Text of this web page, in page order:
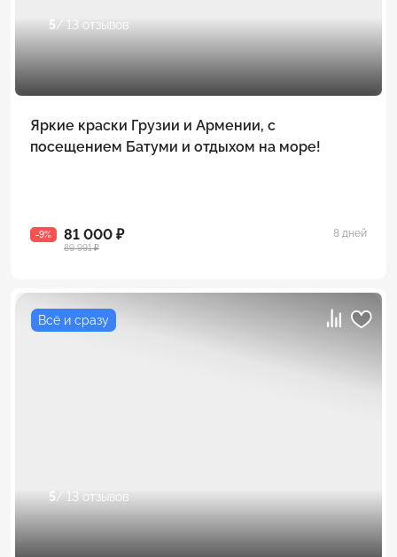
5/ 13 отзывов
Яркие краски Грузии и Армении, с
посещением Батуми и отдыхом на море!
-9% 81 000 ₽
89 991 ₽
8 дней
Всё и сразу
5/ 13 отзывов